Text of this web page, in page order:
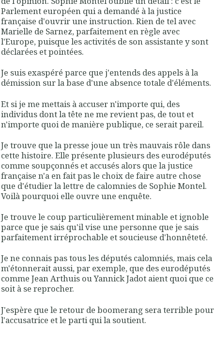
Parlement européen qui a demandé à la justice
française d'ouvrir une instruction. Rien de tel avec
Marielle de Sarnez, parfaitement en règle avec
l'Europe, puisque les activités de son assistante y sont
déclarées et pointées.
Je suis exaspéré parce que j'entends des appels à la
démission sur la base d'une absence totale d'éléments.
Et si je me mettais à accuser n'importe qui, des
individus dont la tête ne me revient pas, de tout et
n'importe quoi de manière publique, ce serait pareil.
Je trouve que la presse joue un très mauvais rôle dans
cette histoire. Elle présente plusieurs des eurodéputés
comme soupçonnés et accusés alors que la justice
française n'a en fait pas le choix de faire autre chose
que d'étudier la lettre de calomnies de Sophie Montel.
Voilà pourquoi elle ouvre une enquête.
Je trouve le coup particulièrement minable et ignoble
parce que je sais qu'il vise une personne que je sais
parfaitement irréprochable et soucieuse d'honnêteté.
Je ne connais pas tous les députés calomniés, mais cela
m'étonnerait aussi, par exemple, que des eurodéputés
comme Jean Arthuis ou Yannick Jadot aient quoi que ce
soit à se reprocher.
J'espère que le retour de boomerang sera terrible pour
l'accusatrice et le parti qui la soutient.